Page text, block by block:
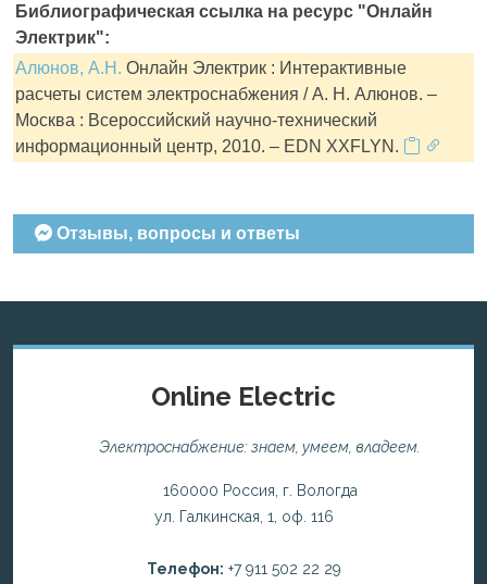
Библиографическая ссылка на ресурс "Онлайн
Электрик":
Алюнов, А.Н. Онлайн Электрик : Интерактивные
расчеты систем электроснабжения / А. Н. Алюнов. –
Москва : Всероссийский научно-технический
информационный центр, 2010. – EDN XXFLYN.
Отзывы, вопросы и ответы
Online Electric
Электроснабжение: знаем, умеем, владеем.
160000 Россия, г. Вологда
ул. Галкинская, 1, оф. 116
Телефон: +7 911 502 22 29